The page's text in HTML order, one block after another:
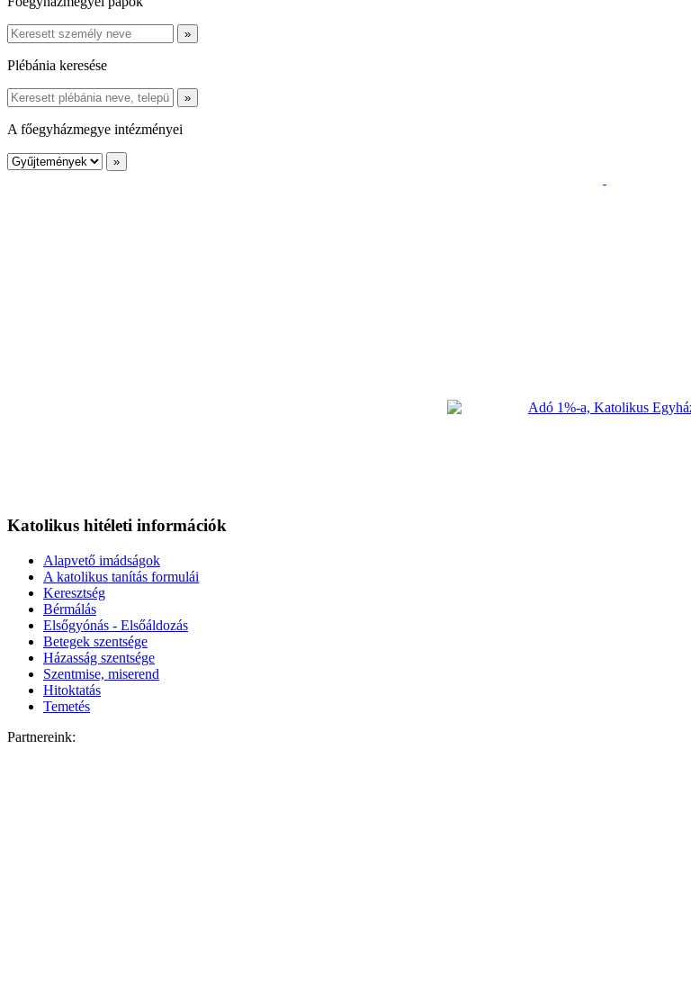
Plébánia keresése
A főegyházmegye intézményei
Katolikus hitéleti információk
Alapvető imádságok
A katolikus tanítás formulái
Keresztség
Bérmálás
Elsőgyónás - Elsőáldozás
Betegek szentsége
Házasság szentsége
Szentmise, miserend
Hitoktatás
Temetés
Partnereink: